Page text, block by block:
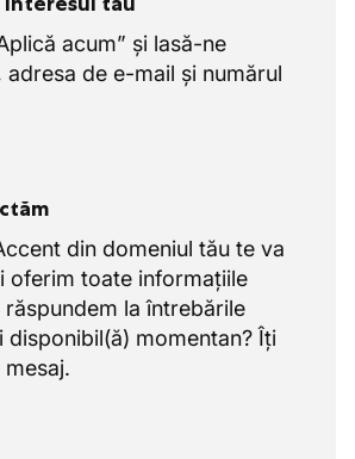
să împărtășească valorile
contribuie la scrierea viitorului
acum” și lasă-ne
adresa de e-mail și numărul
din domeniul tău te va
oferim toate informațiile
răspundem la întrebările
disponibil(ă) momentan? Îți